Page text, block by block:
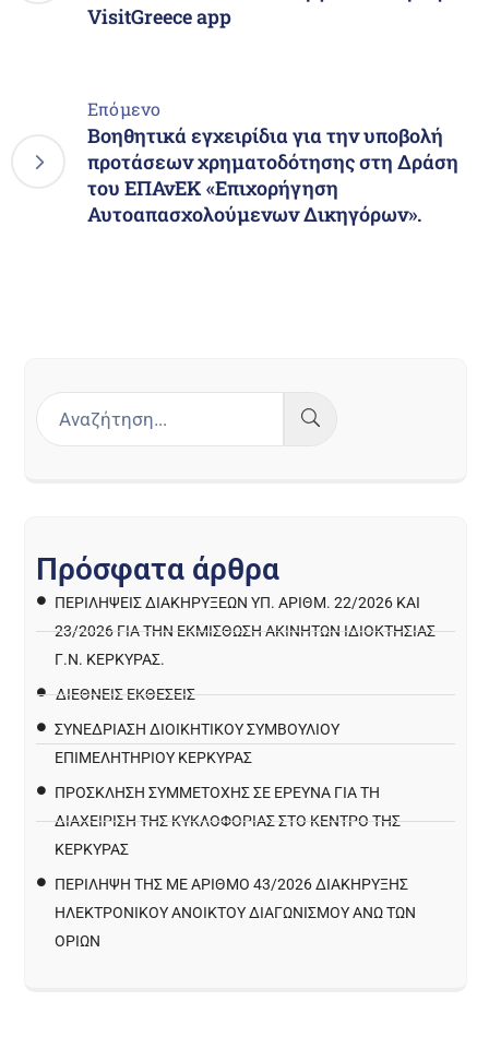
VisitGreece app
Επόμενο
Βοηθητικά εγχειρίδια για την υποβολή
προτάσεων χρηματοδότησης στη Δράση
του ΕΠΑνΕΚ «Επιχορήγηση
Αυτοαπασχολούμενων Δικηγόρων».
Πρόσφατα άρθρα
ΠΕΡΙΛΉΨΕΙΣ ΔΙΑΚΗΡΎΞΕΩΝ ΥΠ. ΑΡΙΘΜ. 22/2026 ΚΑΙ
23/2026 ΓΙΑ ΤΗΝ ΕΚΜΊΣΘΩΣΗ ΑΚΙΝΉΤΩΝ ΙΔΙΟΚΤΗΣΊΑΣ
Γ.Ν. ΚΈΡΚΥΡΑΣ.
ΔΙΕΘΝΕΙΣ ΕΚΘΕΣΕΙΣ
ΣΥΝΕΔΡΙΑΣΗ ΔΙΟΙΚΗΤΙΚΟΥ ΣΥΜΒΟΥΛΙΟΥ
ΕΠΙΜΕΛΗΤΗΡΙΟΥ ΚΕΡΚΥΡΑΣ
ΠΡΌΣΚΛΗΣΗ ΣΥΜΜΕΤΟΧΉΣ ΣΕ ΈΡΕΥΝΑ ΓΙΑ ΤΗ
ΔΙΑΧΕΊΡΙΣΗ ΤΗΣ ΚΥΚΛΟΦΟΡΊΑΣ ΣΤΟ ΚΈΝΤΡΟ ΤΗΣ
ΚΈΡΚΥΡΑΣ
ΠΕΡΙΛΗΨΗ ΤΗΣ ΜΕ ΑΡΙΘΜΟ 43/2026 ΔΙΑΚΗΡΥΞΗΣ
ΗΛΕΚΤΡΟΝΙΚΟΥ ΑΝΟΙΚΤΟΥ ΔΙΑΓΩΝΙΣΜΟΥ ΑΝΩ ΤΩΝ
ΟΡΙΩΝ